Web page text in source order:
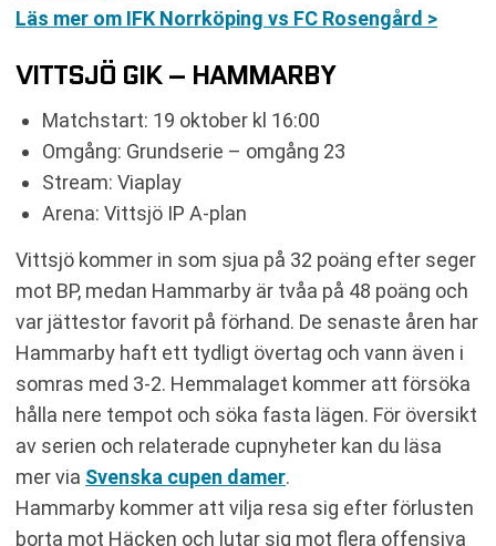
Läs mer om IFK Norrköping vs FC Rosengård >
VITTSJÖ GIK – HAMMARBY
Matchstart: 19 oktober kl 16:00
Omgång: Grundserie – omgång 23
Stream: Viaplay
Arena: Vittsjö IP A-plan
Vittsjö kommer in som sjua på 32 poäng efter seger
mot BP, medan Hammarby är tvåa på 48 poäng och
var jättestor favorit på förhand. De senaste åren har
Hammarby haft ett tydligt övertag och vann även i
somras med 3-2. Hemmalaget kommer att försöka
hålla nere tempot och söka fasta lägen. För översikt
av serien och relaterade cupnyheter kan du läsa
mer via Svenska cupen damer.
Hammarby kommer att vilja resa sig efter förlusten
borta mot Häcken och lutar sig mot flera offensiva